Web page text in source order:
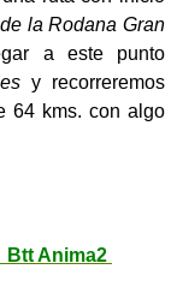
la Rodana Gran
a este punto
y recorreremos
64 kms. con algo
Btt Anima2